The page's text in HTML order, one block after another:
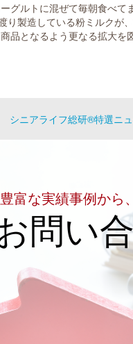
グルトに混ぜて毎朝食べ
り製造している粉ミルクが
品となるよう更なる拡大を
シニアライフ総研®特選ニ
富な実績事例から
問い